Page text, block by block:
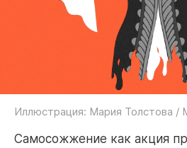
Иллюстрация: Мария Толстова /
Самосожжение как акция